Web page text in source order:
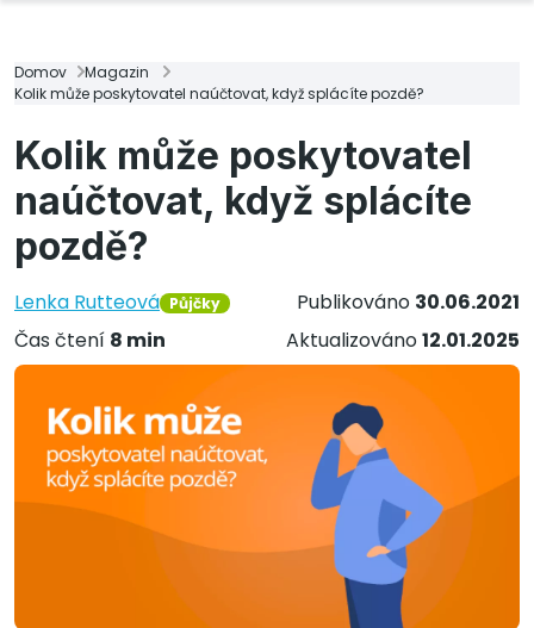
Domov
Magazin
Kolik může poskytovatel naúčtovat, když splácíte pozdě?
Kolik může poskytovatel
naúčtovat, když splácíte
pozdě?
Lenka Rutteová Půjčky Publikováno 30.06.2021
Čas čtení 8 min Aktualizováno12.01.2025